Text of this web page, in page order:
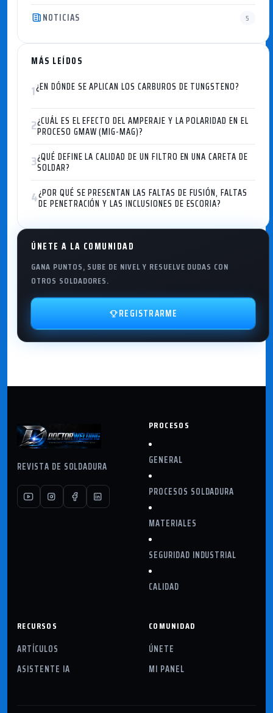
NOTICIAS 5
MÁS LEÍDOS
1¿EN DÓNDE SE APLICAN LOS CARBUROS DE TUNGSTENO?
2¿CUÁL ES EL EFECTO DEL AMPERAJE Y LA POLARIDAD EN EL
PROCESO GMAW (MIG-MAG)?
3¿QUÉ DEFINE LA CALIDAD DE UN FILTRO EN UNA CARETA DE
SOLDAR?
4¿POR QUÉ SE PRESENTAN LAS FALTAS DE FUSIÓN, FALTAS
DE PENETRACIÓN Y LAS INCLUSIONES DE ESCORIA?
ÚNETE A LA COMUNIDAD
GANA PUNTOS, SUBE DE NIVEL Y RESUELVE DUDAS CON
OTROS SOLDADORES.
REGISTRARME
REVISTA DE SOLDADURA
PROCESOS
GENERAL
PROCESOS SOLDADURA
MATERIALES
SEGURIDAD INDUSTRIAL
CALIDAD
RECURSOS
ARTÍCULOS
ASISTENTE IA
COMUNIDAD
ÚNETE
MI PANEL